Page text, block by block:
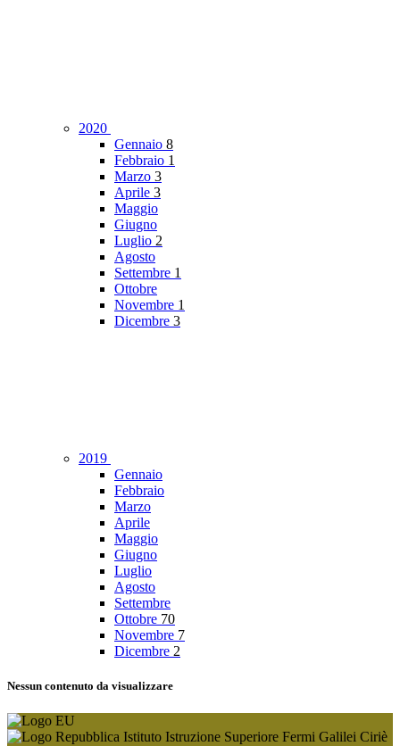
2020
Gennaio 8
Febbraio 1
Marzo 3
Aprile 3
Maggio
Giugno
Luglio 2
Agosto
Settembre 1
Ottobre
Novembre 1
Dicembre 3
2019
Gennaio
Febbraio
Marzo
Aprile
Maggio
Giugno
Luglio
Agosto
Settembre
Ottobre 70
Novembre 7
Dicembre 2
Nessun contenuto da visualizzare
Istituto Istruzione Superiore Fermi Galilei Ciriè